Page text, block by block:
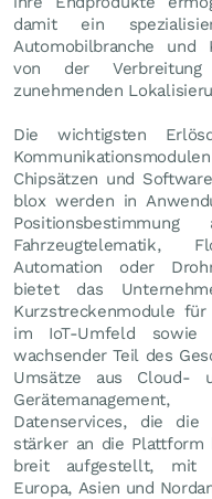
damit ein
Automobilbranche und
von der
zunehmenden
Die wichtigsten
Chipsätzen und
blox werden in
Fahrzeugtelematik,
Automation oder
bietet das
Kurzstreckenmodule
im IoT-Umfeld
wachsender Teil des
Umsätze aus Cloud-
Datenservices, die die
stärker an die
breit aufgestellt, mit
Europa, Asien und